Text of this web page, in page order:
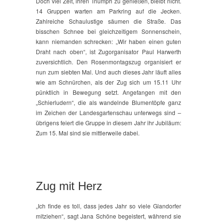
14 Gruppen warten am Parkring auf die Jecken.
Zahlreiche Schaulustige säumen die Straße. Das
bisschen Schnee bei gleichzeitigem Sonnenschein,
kann niemanden schrecken: „Wir haben einen guten
Draht nach oben“, ist Zugorganisator Paul Harwerth
zuversichtlich. Den Rosenmontagszug organisiert er
nun zum siebten Mal. Und auch dieses Jahr läuft alles
wie am Schnürchen, als der Zug sich um 15.11 Uhr
pünktlich in Bewegung setzt. Angefangen mit den
„Schierludern“, die als wandelnde Blumentöpfe ganz
im Zeichen der Landesgartenschau unterwegs sind –
übrigens feiert die Gruppe in diesem Jahr ihr Jubiläum:
Zum 15. Mal sind sie mittlerweile dabei.
Zug mit Herz
„Ich finde es toll, dass jedes Jahr so viele Glandorfer
mitziehen“, sagt Jana Schöne begeistert, während sie